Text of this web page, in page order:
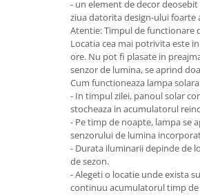
Accesorii camping
Conetica si conexiuni
Masina de facut gheata
Produse grele si voluminoase
- un element de decor
ziua datorita design-ului foarte
Atentie: Timpul de functionare
Locatia cea mai potrivita este
ore. Nu pot fi plasate in
senzor de lumina, se aprind
Cum functioneaza lampa
- In timpul zilei, panoul solar
stocheaza in acumulatorul
- Pe timp de noapte, lampa se
senzorului de lumina
- Durata iluminarii depinde de
de sezon.
- Alegeti o locatie unde exista
continuu acumulatorul timp de